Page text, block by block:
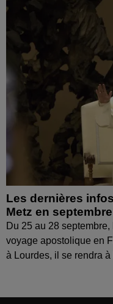
Les dernières
Metz en septembre
Du 25 au 28
voyage apostolique en
à Lourdes, il se rendra à